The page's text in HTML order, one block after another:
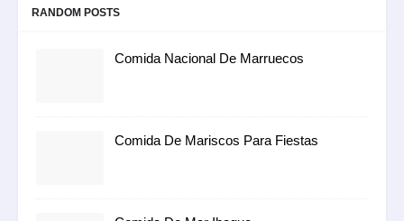
RANDOM POSTS
Comida Nacional De Marruecos
Comida De Mariscos Para Fiestas